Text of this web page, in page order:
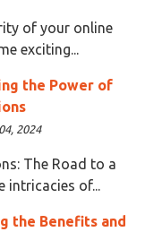
of your online
exciting...
the Power of
2024
The Road to a
intricacies of...
the Benefits and